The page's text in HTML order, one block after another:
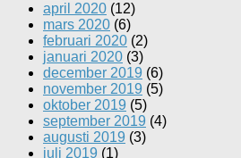
april 2020 (12)
mars 2020 (6)
februari 2020 (2)
januari 2020 (3)
december 2019 (6)
november 2019 (5)
oktober 2019 (5)
september 2019 (4)
augusti 2019 (3)
juli 2019 (1)